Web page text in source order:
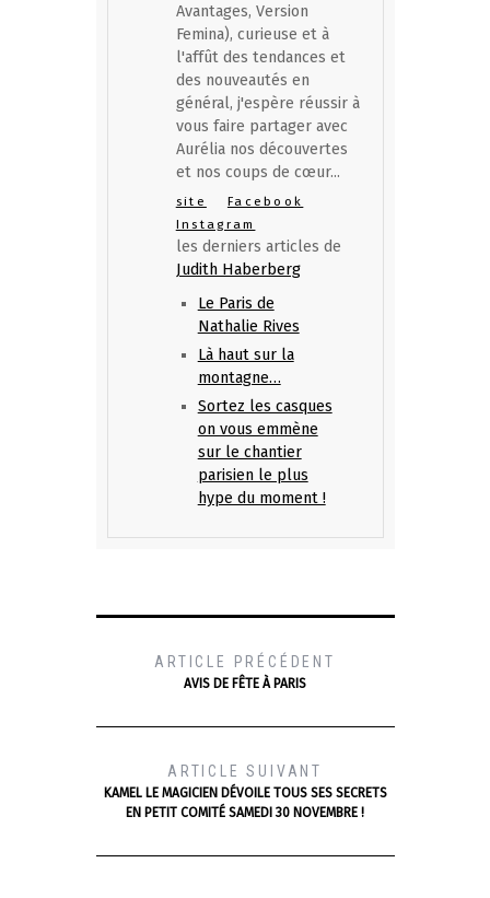
Avantages, Version
Femina), curieuse et à
l'affût des tendances et
des nouveautés en
général, j'espère réussir à
vous faire partager avec
Aurélia nos découvertes
et nos coups de cœur...
site
Facebook
Instagram
les derniers articles de
Judith Haberberg
Le Paris de
Nathalie Rives
Là haut sur la
montagne…
Sortez les casques
on vous emmène
sur le chantier
parisien le plus
hype du moment !
ARTICLE PRÉCÉDENT
AVIS DE FÊTE À PARIS
ARTICLE SUIVANT
KAMEL LE MAGICIEN DÉVOILE TOUS SES SECRETS
EN PETIT COMITÉ SAMEDI 30 NOVEMBRE !